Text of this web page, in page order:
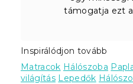
támogatja ezt
Inspirálódjon tovább
Matracok Hálószoba
világítás Lepedők